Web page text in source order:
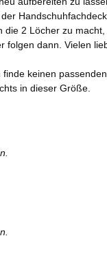
2 Löcher zu
folgen dann. Vielen
keinen
in dieser Größe.